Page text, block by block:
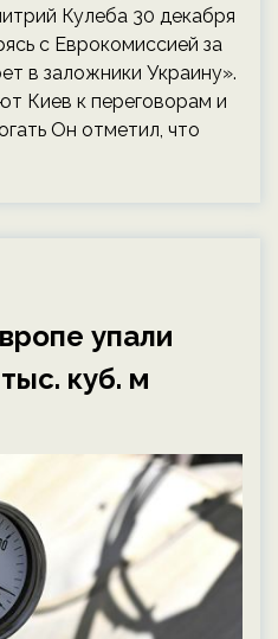
Кулеба 30 декабря
с Еврокомиссией за
в заложники Украину».
Киев к переговорам и
Он отметил, что
упали
куб. м